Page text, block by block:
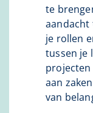
te
aandacht
je rollen
tussen je
projecten
aan
van